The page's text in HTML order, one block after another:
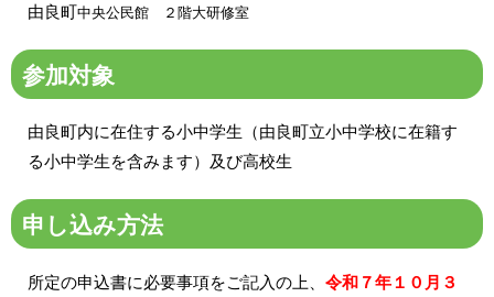
由良町中央公民館 ２階大研修室
参加対象
由良町内に在住する小中学生（由良町立小中学校に在籍す
る小中学生を含みます）及び高校生
申し込み方法
所定の申込書に必要事項をご記入の上、 令和７年１０月３